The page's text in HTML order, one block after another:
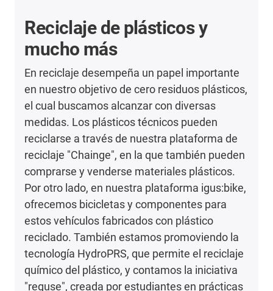
Reciclaje de plásticos y
mucho más
En reciclaje desempeña un papel importante
en nuestro objetivo de cero residuos plásticos,
el cual buscamos alcanzar con diversas
medidas. Los plásticos técnicos pueden
reciclarse a través de nuestra plataforma de
reciclaje "Chainge", en la que también pueden
comprarse y venderse materiales plásticos.
Por otro lado, en nuestra plataforma igus:bike,
ofrecemos bicicletas y componentes para
estos vehículos fabricados con plástico
reciclado. También estamos promoviendo la
tecnología HydroPRS, que permite el reciclaje
químico del plástico, y contamos la iniciativa
"reguse", creada por estudiantes en prácticas